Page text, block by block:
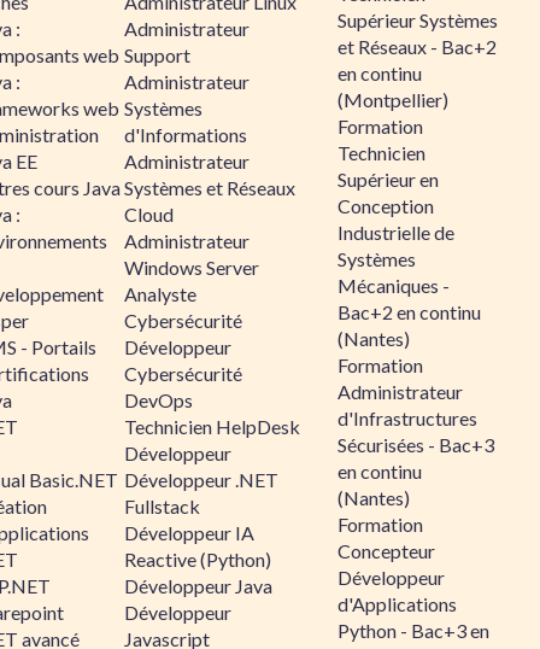
:
web
:
web
EE
cours Java
:
- Portails
Basic.NET
avancé
Administrateur
Support
Administrateur
Systèmes
d'Informations
Administrateur
Systèmes et Réseaux
Cloud
Administrateur
Windows Server
Analyste
Cybersécurité
Développeur
Cybersécurité
DevOps
Technicien HelpDesk
Développeur
Développeur .NET
Fullstack
Développeur IA
Reactive (Python)
Développeur Java
Développeur
Javascript
Supérieur Systèmes
et Réseaux - Bac+2
en continu
(Montpellier)
Formation
Technicien
Supérieur en
Conception
Industrielle de
Systèmes
Mécaniques -
Bac+2 en continu
(Nantes)
Formation
Administrateur
d'Infrastructures
Sécurisées - Bac+3
en continu
(Nantes)
Formation
Concepteur
Développeur
d'Applications
Python - Bac+3 en